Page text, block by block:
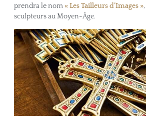
prendra le nom« Les Tailleurs d’Images »
sculpteurs au Moyen-Âge.